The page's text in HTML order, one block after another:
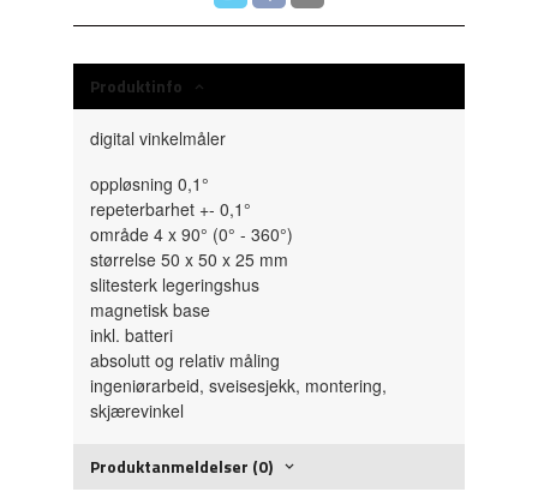
Produktinfo
digital vinkelmåler
oppløsning 0,1°
repeterbarhet +- 0,1°
område 4 x 90° (0° - 360°)
størrelse 50 x 50 x 25 mm
slitesterk legeringshus
magnetisk base
inkl. batteri
absolutt og relativ måling
ingeniørarbeid, sveisesjekk, montering,
skjærevinkel
Produktanmeldelser (0)